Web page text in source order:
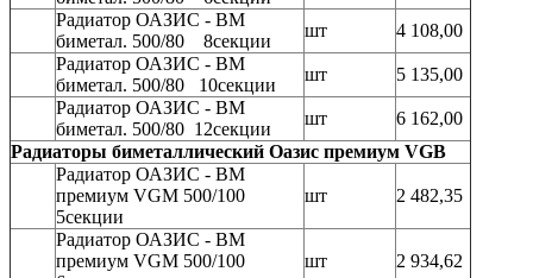
Радиатор ОАЗИС - BM
биметал. 500/80 8секции
шт
4 108,00
Радиатор ОАЗИС - BM
биметал. 500/80 10секции
шт
5 135,00
Радиатор ОАЗИС - BM
биметал. 500/80 12секции
шт
6 162,00
Радиаторы биметаллический Оазис премиум VGB
Радиатор ОАЗИС - BM
премиум VGM 500/100
5секции
шт 2 482,35
Радиатор ОАЗИС - BM
премиум VGM 500/100
шт 2 934,62